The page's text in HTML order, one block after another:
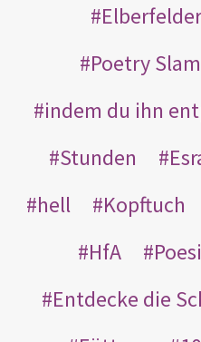
Elberfelder
Poetry Slam
indem du ihn
Stunden
hell
Kopftuch
HfA
Entdecke die